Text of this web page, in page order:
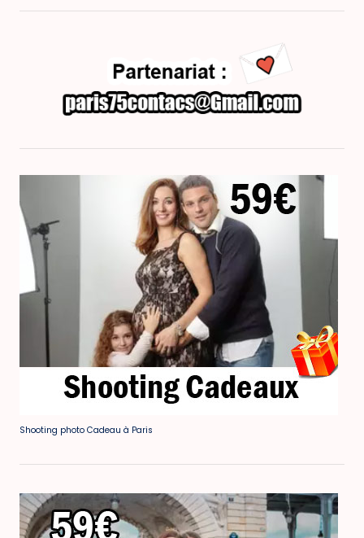
Shooting photo Cadeau à Paris